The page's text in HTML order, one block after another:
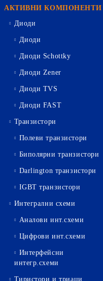
АКТИВНИ КОМПОНЕНТИ
Диоди
Диоди
Диоди Schottky
Диоди Zener
Диоди TVS
Диоди FAST
Транзистори
Полеви транзистори
Биполярни транзистори
Darlington транзистори
IGBT транзистори
Интегрални схеми
Аналови инт.схеми
Цифрови инт.схеми
Интерфейсни
интегр.схеми
Тиристори и триаци